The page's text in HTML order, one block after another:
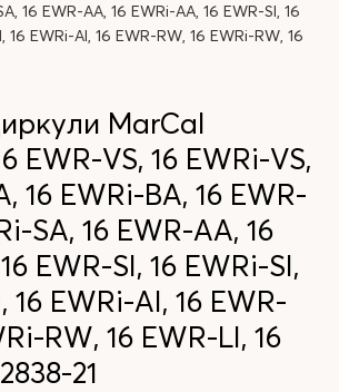
16 EWR-AA, 16 EWRi-AA, 16 EWR-SI, 16
16 EWRi-AI, 16 EWR-RW, 16 EWRi-RW, 16
MarCal
EWR-VS, 16 EWRi-VS,
16 EWRi-BA, 16 EWR-
SA, 16 EWR-AA, 16
EWR-SI, 16 EWRi-SI,
16 EWRi-AI, 16 EWR-
RW, 16 EWR-LI, 16
21